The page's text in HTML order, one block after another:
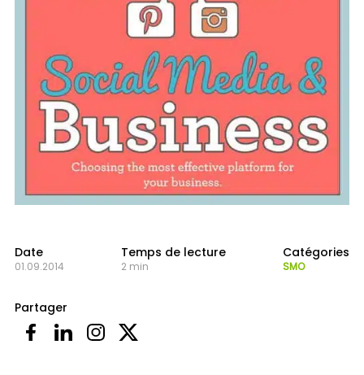
Date
01.09.2014
Temps de lecture
2 min
Catégories
SMO
Partager